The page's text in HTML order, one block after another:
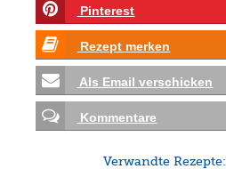
Pinterest
Rezept merken
Als Email verschicken
Kommentare
Verwandte Rezepte: